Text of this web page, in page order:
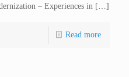
– Experiences in […]
Read more